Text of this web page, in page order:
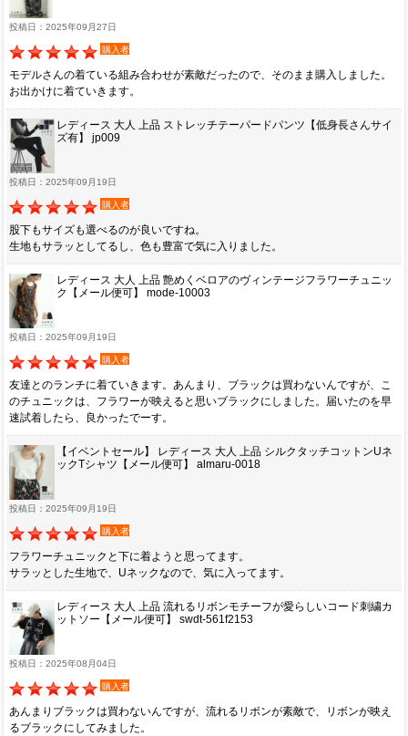
投稿日：2025年09月27日
購入者
モデルさんの着ている組み合わせが素敵だったので、そのまま購入しました。
お出かけに着ていきます。
レディース 大人 上品 ストレッチテーパードパンツ【低身長さんサイ
ズ有】 jp009
投稿日：2025年09月19日
購入者
股下もサイズも選べるのが良いですね。
生地もサラッとしてるし、色も豊富で気に入りました。
レディース 大人 上品 艶めくベロアのヴィンテージフラワーチュニッ
ク【メール便可】 mode-10003
投稿日：2025年09月19日
購入者
友達とのランチに着ていきます。あんまり、ブラックは買わないんですが、こ
のチュニックは、フラワーが映えると思いブラックにしました。届いたのを早
速試着したら、良かったでーす。
【イベントセール】 レディース 大人 上品 シルクタッチコットンUネ
ックTシャツ【メール便可】 almaru-0018
投稿日：2025年09月19日
購入者
フラワーチュニックと下に着ようと思ってます。
サラッとした生地で、Uネックなので、気に入ってます。
レディース 大人 上品 流れるリボンモチーフが愛らしいコード刺繍カ
ットソー【メール便可】 swdt-561f2153
投稿日：2025年08月04日
購入者
あんまりブラックは買わないんですが、流れるリボンが素敵で、リボンが映え
るブラックにしてみました。